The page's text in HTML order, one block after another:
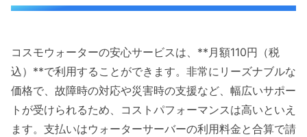
コスモウォーターの安心サービスは、**月額110円（税
込）**で利用することができます。非常にリーズナブルな
価格で、故障時の対応や災害時の支援など、幅広いサポー
トが受けられるため、コストパフォーマンスは高いといえ
ます。支払いはウォーターサーバーの利用料金と合算で請